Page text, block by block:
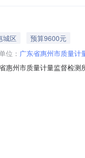
城区
预算9600元
位： 广东省惠州市质量计
惠州市质量计量监督检